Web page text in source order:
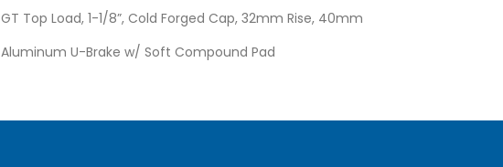
GT Top Load, 1-1/8”, Cold Forged Cap, 32mm Rise, 40mm
Aluminum U-Brake w/ Soft Compound Pad